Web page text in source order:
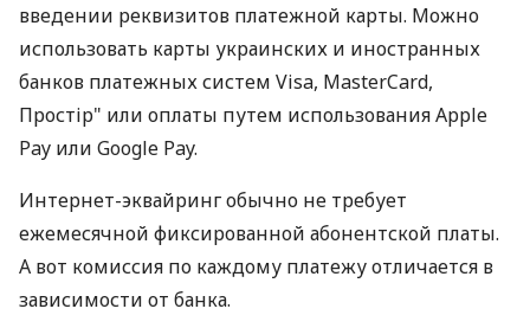
введении реквизитов платежной карты. Можно
использовать карты украинских и иностранных
банков платежных систем Visa, MasterCard,
Простір" или оплаты путем использования Apple
Pay или Google Pay.
Интернет-эквайринг обычно не требует
ежемесячной фиксированной абонентской платы.
А вот комиссия по каждому платежу отличается в
зависимости от банка.